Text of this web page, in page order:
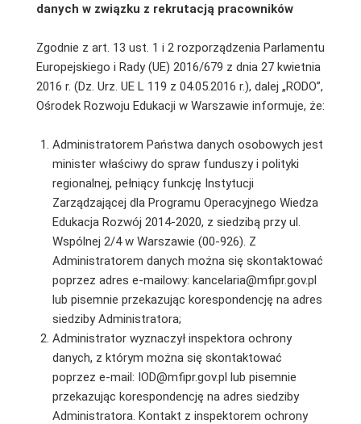
danych w związku z rekrutacją pracowników
Zgodnie z art. 13 ust. 1 i 2 rozporządzenia Parlamentu
Europejskiego i Rady (UE) 2016/679 z dnia 27 kwietnia
2016 r. (Dz. Urz. UE L 119 z 04.05.2016 r.), dalej „RODO”,
Ośrodek Rozwoju Edukacji w Warszawie informuje, że:
Administratorem Państwa danych osobowych jest
minister właściwy do spraw funduszy i polityki
regionalnej, pełniący funkcję Instytucji
Zarządzającej dla Programu Operacyjnego Wiedza
Edukacja Rozwój 2014-2020, z siedzibą przy ul.
Wspólnej 2/4 w Warszawie (00-926). Z
Administratorem danych można się skontaktować
poprzez adres e-mailowy: kancelaria@mfipr.gov.pl
lub pisemnie przekazując korespondencję na adres
siedziby Administratora;
Administrator wyznaczył inspektora ochrony
danych, z którym można się skontaktować
poprzez e-mail: IOD@mfipr.gov.pl lub pisemnie
przekazując korespondencję na adres siedziby
Administratora. Kontakt z inspektorem ochrony